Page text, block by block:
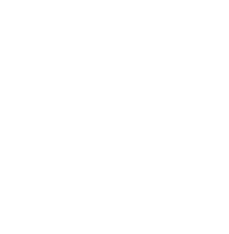
Wie realistisch
Märchenstunde
Mehr
Klimakrise,